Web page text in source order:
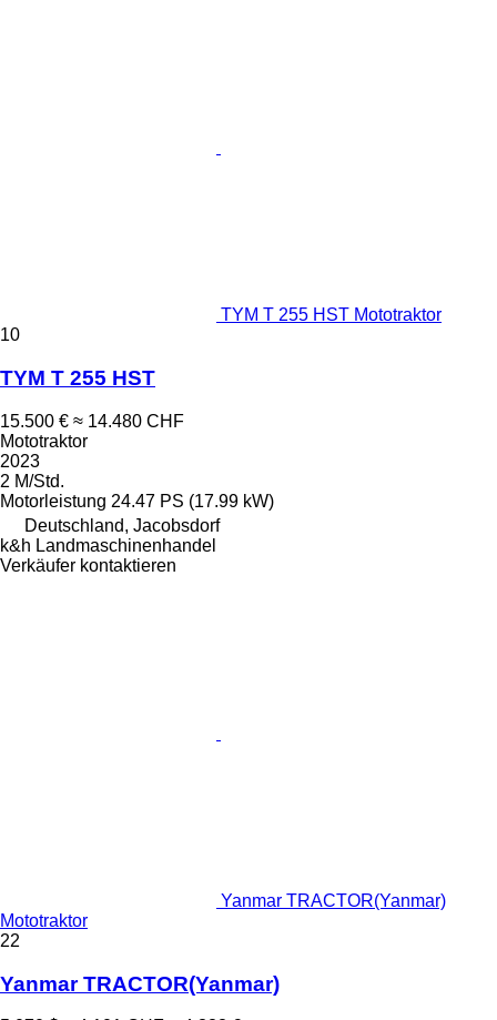
TYM T 255 HST Mototraktor
10
TYM T 255 HST
15.500 € ≈ 14.480 CHF
Mototraktor
2023
2 M/Std.
Motorleistung 24.47 PS (17.99 kW)
Deutschland, Jacobsdorf
k&h Landmaschinenhandel
Verkäufer kontaktieren
Yanmar TRACTOR(Yanmar)
Mototraktor
22
Yanmar TRACTOR(Yanmar)